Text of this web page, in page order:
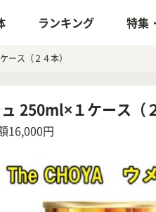
ランキング 特集
ース（２４本）
250ml×１ケース（
16,000円